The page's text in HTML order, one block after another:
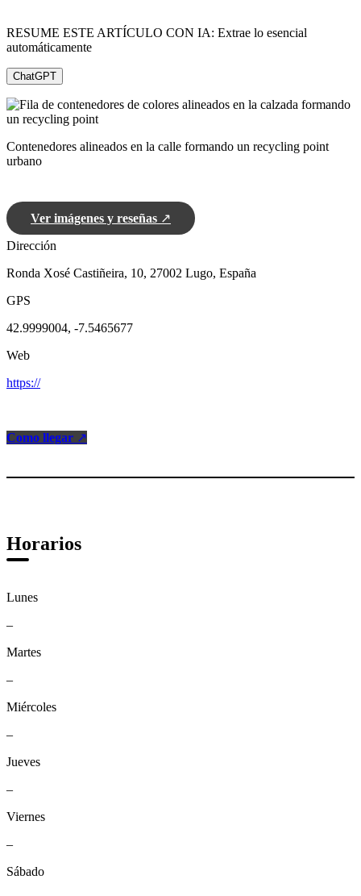
RESUME ESTE ARTÍCULO CON IA: Extrae lo esencial
automáticamente
ChatGPT
Contenedores alineados en la calle formando un recycling point
urbano
Ver imágenes y reseñas ↗
Dirección
Ronda Xosé Castiñeira, 10, 27002 Lugo, España
GPS
42.9999004, -7.5465677
Web
https://
Como llegar ↗
Horarios
Lunes
–
Martes
–
Miércoles
–
Jueves
–
Viernes
–
Sábado